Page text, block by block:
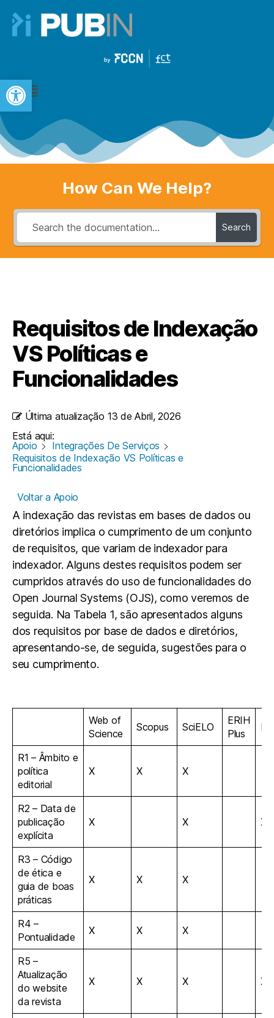
Open toolbar
How Can We Help?
Search
Requisitos de Indexação
VS Políticas e
Funcionalidades
Última atualização 13 de Abril, 2026
Está aqui:
Apoio
Integrações De Serviços
Requisitos de Indexação VS Políticas e
Funcionalidades
Voltar a Apoio
A indexação das revistas em bases de dados ou
diretórios implica o cumprimento de um conjunto
de requisitos, que variam de indexador para
indexador. Alguns destes requisitos podem ser
cumpridos através do uso de funcionalidades do
Open Journal Systems (OJS), como veremos de
seguida. Na Tabela 1, são apresentados alguns
dos requisitos por base de dados e diretórios,
apresentando-se, de seguida, sugestões para o
seu cumprimento.
Web of
Science
Scopus SciELO
ERIH
Plus
R1 – Âmbito e
política
editorial
X X X
R2 – Data de
publicação
explícita
X X X
R3 – Código
de ética e
guia de boas
práticas
X X X
R4 –
Pontualidade
X X X
R5 –
Atualização
do website
da revista
X X X X